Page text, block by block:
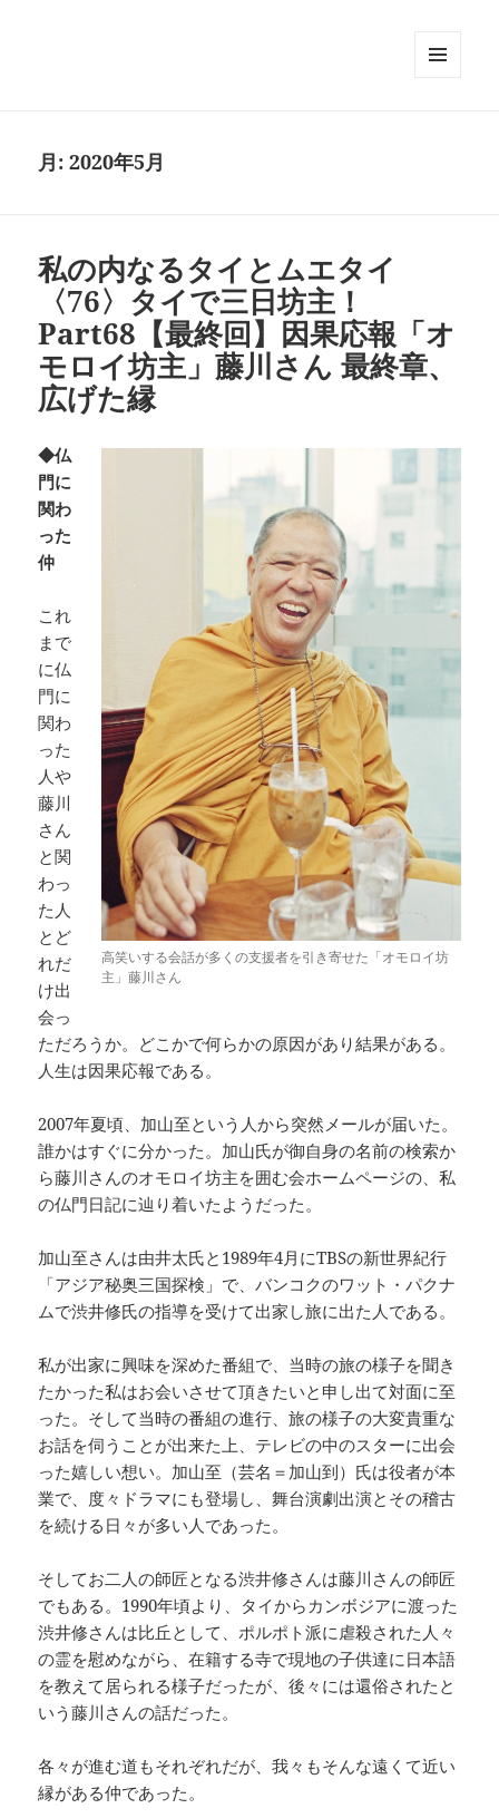
月:2020年5月
私の内なるタイとムエタイ
〈76〉タイで三日坊主！
Part68【最終回】因果応報「オ
モロイ坊主」藤川さん 最終章、
広げた縁
高笑いする会話が多くの支援者を引き寄せた「オモロイ坊
主」藤川さん
◆仏
門に
関わ
った
仲
これ
まで
に仏
門に
関わ
った
人や
藤川
さん
と関
わっ
た人
とど
れだ
け出
会っ
ただろうか。どこかで何らかの原因があり結果がある。
人生は因果応報である。
2007年夏頃、加山至という人から突然メールが届いた。
誰かはすぐに分かった。加山氏が御自身の名前の検索か
ら藤川さんのオモロイ坊主を囲む会ホームページの、私
の仏門日記に辿り着いたようだった。
加山至さんは由井太氏と1989年4月にTBSの新世界紀行
「アジア秘奥三国探検」で、バンコクのワット・パクナ
ムで渋井修氏の指導を受けて出家し旅に出た人である。
私が出家に興味を深めた番組で、当時の旅の様子を聞き
たかった私はお会いさせて頂きたいと申し出て対面に至
った。そして当時の番組の進行、旅の様子の大変貴重な
お話を伺うことが出来た上、テレビの中のスターに出会
った嬉しい想い。加山至（芸名＝加山到）氏は役者が本
業で、度々ドラマにも登場し、舞台演劇出演とその稽古
を続ける日々が多い人であった。
そしてお二人の師匠となる渋井修さんは藤川さんの師匠
でもある。1990年頃より、タイからカンボジアに渡った
渋井修さんは比丘として、ポルポト派に虐殺された人々
の霊を慰めながら、在籍する寺で現地の子供達に日本語
を教えて居られる様子だったが、後々には還俗されたと
いう藤川さんの話だった。
各々が進む道もそれぞれだが、我々もそんな遠くて近い
縁がある仲であった。